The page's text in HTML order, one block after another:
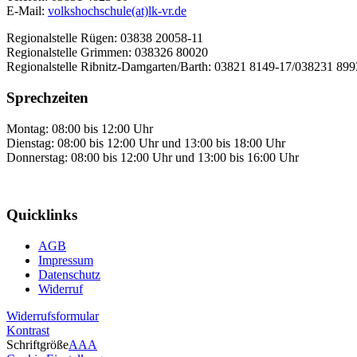
E-Mail: volkshochschule(at)lk-vr.de
Regionalstelle Rügen: 03838 20058-11
Regionalstelle Grimmen: 038326 80020
Regionalstelle Ribnitz-Damgarten/Barth: 03821 8149-17/038231
Sprechzeiten
Montag: 08:00 bis 12:00 Uhr
Dienstag: 08:00 bis 12:00 Uhr und 13:00 bis 18:00 Uhr
Donnerstag: 08:00 bis 12:00 Uhr und 13:00 bis 16:00 Uhr
Quicklinks
AGB
Impressum
Datenschutz
Widerruf
Widerrufsformular
Kontrast
SchriftgrößeAAA